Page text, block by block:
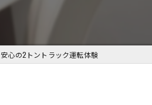
心の2トントラック運転体験